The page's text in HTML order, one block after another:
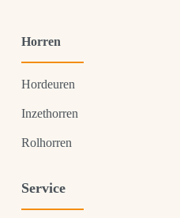
Horren
Hordeuren
Inzethorren
Rolhorren
Service